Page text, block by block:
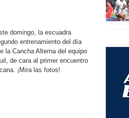
domingo, la escuadra
entrenamiento del día
la Cancha Alterna del equipo
de cara al primer encuentro
¡Mira las fotos!